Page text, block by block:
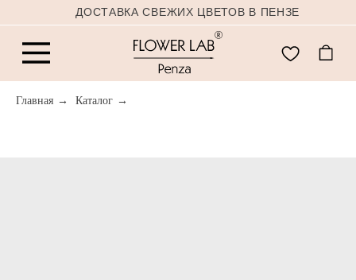
ДОСТАВКА СВЕЖИХ ЦВЕТОВ В ПЕНЗЕ
Главная → Каталог →